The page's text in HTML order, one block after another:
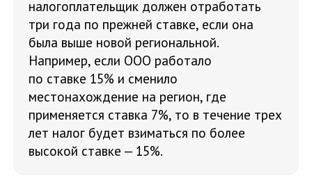
налогоплательщик должен отработать
три года по прежней ставке, если она
была выше новой региональной.
Например, если ООО работало
по ставке 15% и сменило
местонахождение на регион, где
применяется ставка 7%, то в течение трех
лет налог будет взиматься по более
высокой ставке — 15%.